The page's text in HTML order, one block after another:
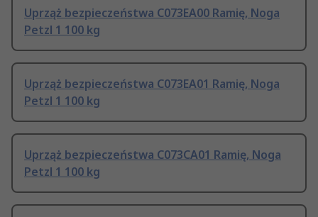
Uprząż bezpieczeństwa C073EA00 Ramię, Noga
Petzl 1 100 kg
Uprząż bezpieczeństwa C073EA01 Ramię, Noga
Petzl 1 100 kg
Uprząż bezpieczeństwa C073CA01 Ramię, Noga
Petzl 1 100 kg